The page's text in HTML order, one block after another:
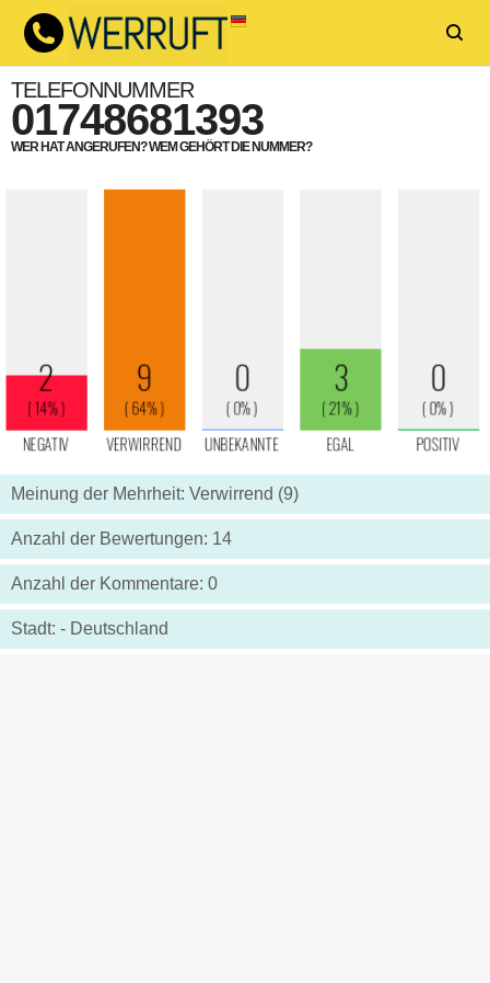
TELEFONNUMMER
01748681393
WER HAT ANGERUFEN? WEM GEHÖRT DIE NUMMER?
Meinung der Mehrheit: Verwirrend (9)
Anzahl der Bewertungen: 14
Anzahl der Kommentare: 0
Stadt: - Deutschland